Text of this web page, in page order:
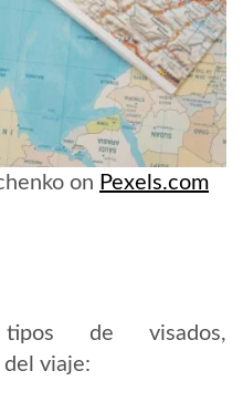
on Pexels.com
de visados,
viaje: